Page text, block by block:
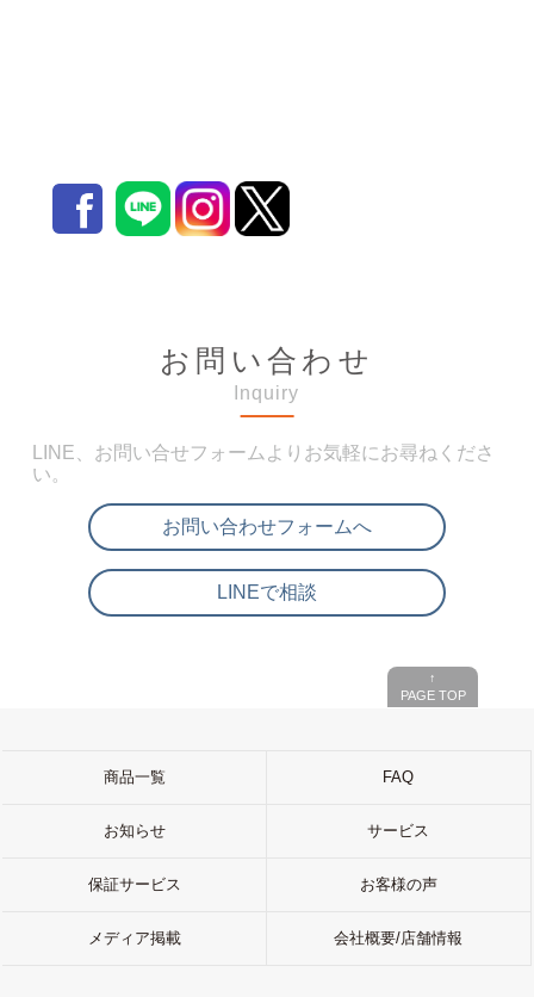
お問い合わせ
Inquiry
LINE、お問い合せフォームよりお気軽にお尋ねくださ
い。
お問い合わせフォームへ
LINEで相談
↑
PAGE TOP
商品一覧 FAQ
お知らせ サービス
保証サービス お客様の声
メディア掲載 会社概要/店舗情報